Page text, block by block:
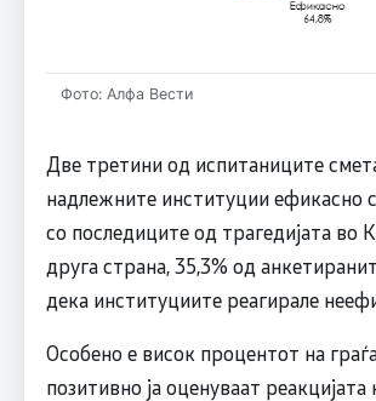
Фото: Алфа Вести
Две третини од испитаниците
надлежните институции ефикасно
со последиците од трагедијата во
друга страна, 35,3% од
дека институциите реагирале
Особено е висок процентот на
позитивно ја оценуваат реакцијата